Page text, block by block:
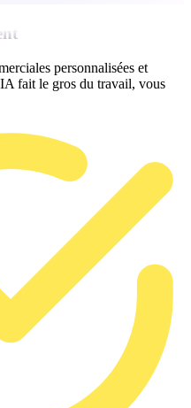
personnalisées et
fait le gros du travail, vous